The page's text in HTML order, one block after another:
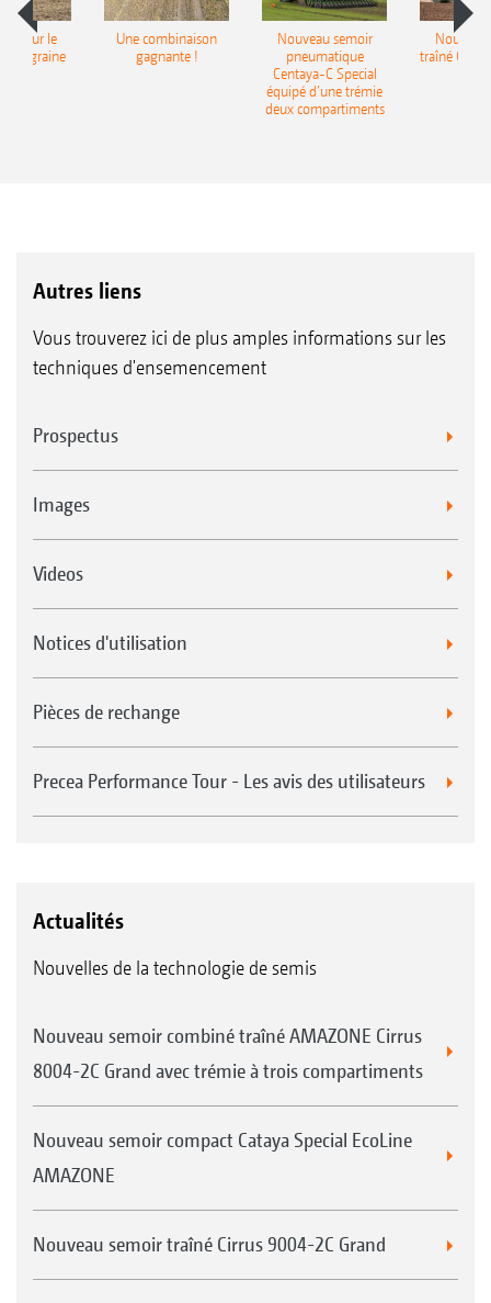
pour le
Une combinaison
gagnante !
Nouveau semoir
pneumatique
Centaya-C Special
équipé d’une trémie
deux compartiments
traîné
Autres liens
Vous trouverez ici de plus amples informations sur les
techniques d'ensemencement
Prospectus
Images
Videos
Notices d'utilisation
Pièces de rechange
Precea Performance Tour - Les avis des utilisateurs
Actualités
Nouvelles de la technologie de semis
Nouveau semoir combiné traîné AMAZONE Cirrus
8004-2C Grand avec trémie à trois compartiments
Nouveau semoir compact Cataya Special EcoLine
AMAZONE
Nouveau semoir traîné Cirrus 9004-2C Grand